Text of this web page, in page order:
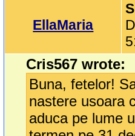
EllaMaria
Cris567 wrote:
Buna, fetelor!
nastere usoara
aduca pe lume